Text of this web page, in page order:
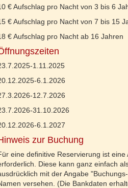
€ Aufschlag pro Nacht von 3 bis 6
€ Aufschlag pro Nacht von 7 bis 15
€ Aufschlag pro Nacht ab 16 Jahren
1.11.2025
6.1.2026
12.7.2026
31.10.2026
6.1.2027
zur Buchung
eine definitive Reservierung ist
Diese kann ganz einfach
mit der Angabe
versehen. (Die Bankdaten